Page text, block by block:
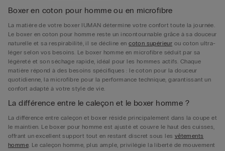
Boxer en coton pour homme ou en microfibre
La matière de votre boxer IUMAN détermine votre confort toute la journée.
Le boxer en coton pour homme reste un incontournable grâce à sa douceur
naturelle et sa respirabilité, il se décline encoton supérieur ou coton ultra-
léger selon vos besoins. Le boxer homme en microfibre séduit par sa
légèreté et son séchage rapide, idéal pour les hommes actifs. Chaque
matière répond à des besoins spécifiques : le coton pour la douceur
quotidienne, la microfibre pour la performance technique, garantissant un
confort adapté à votre style de vie.
La différence entre le caleçon et le boxer homme ?
La différence entre caleçon et boxer réside principalement dans la coupe et
le maintien. Le boxer pour homme est ajusté et couvre le haut des cuisses,
offrant un excellent support tout en restant discret sous les vêtements
homme. Le caleçon homme, plus ample, privilégie la liberté de mouvement